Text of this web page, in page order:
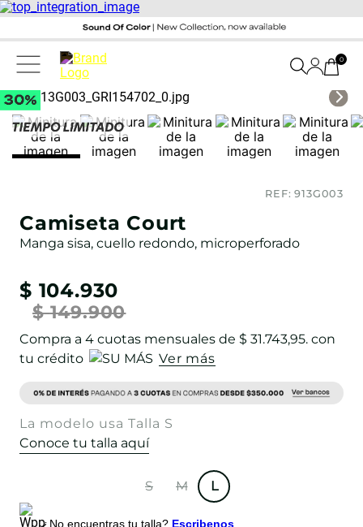
0
REF:913G003
Camiseta Court
Manga sisa, cuello redondo, microperforado
$ 104.930
$ 149.900
Compra a 4 cuotas mensuales de $ 31.743,95. con
tu crédito
Ver más
La modelo usa Talla S
Conoce tu talla aquí
S M L
¿No encuentras tu talla? Escribenos